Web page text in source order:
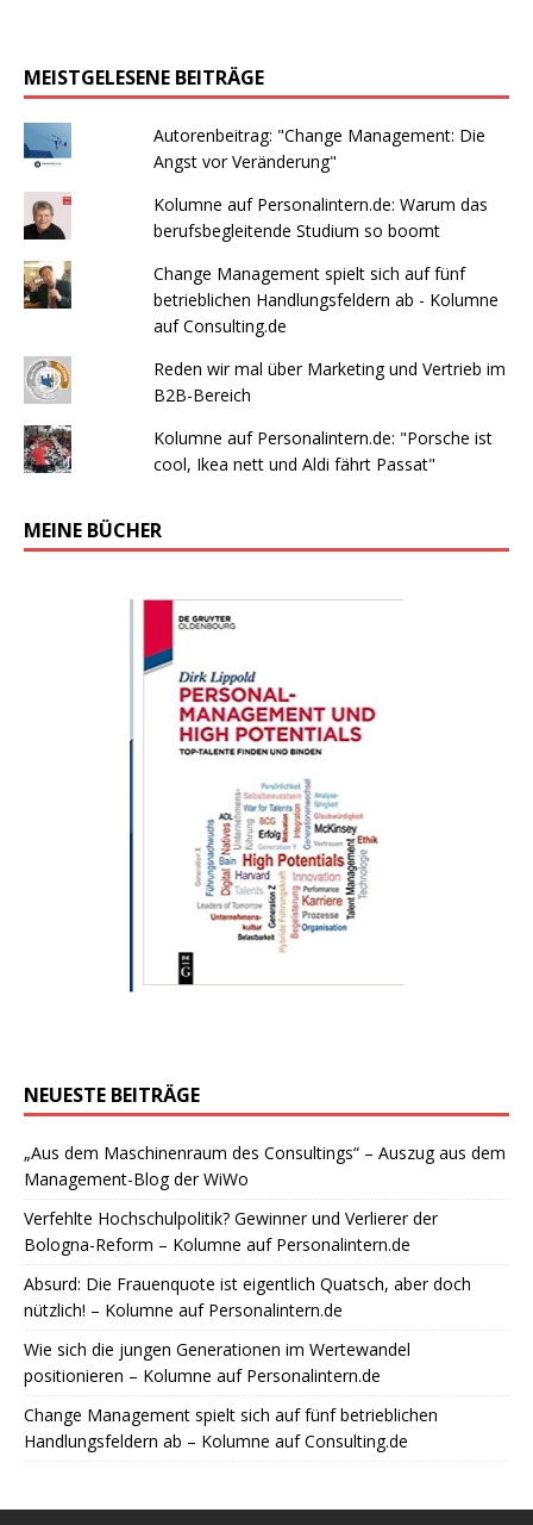
MEISTGELESENE BEITRÄGE
Autorenbeitrag: "Change Management: Die
Angst vor Veränderung"
Kolumne auf Personalintern.de: Warum das
berufsbegleitende Studium so boomt
Change Management spielt sich auf fünf
betrieblichen Handlungsfeldern ab - Kolumne
auf Consulting.de
Reden wir mal über Marketing und Vertrieb im
B2B-Bereich
Kolumne auf Personalintern.de: "Porsche ist
cool, Ikea nett und Aldi fährt Passat"
MEINE BÜCHER
NEUESTE BEITRÄGE
„Aus dem Maschinenraum des Consultings“ – Auszug aus dem
Management-Blog der WiWo
Verfehlte Hochschulpolitik? Gewinner und Verlierer der
Bologna-Reform – Kolumne auf Personalintern.de
Absurd: Die Frauenquote ist eigentlich Quatsch, aber doch
nützlich! – Kolumne auf Personalintern.de
Wie sich die jungen Generationen im Wertewandel
positionieren – Kolumne auf Personalintern.de
Change Management spielt sich auf fünf betrieblichen
Handlungsfeldern ab – Kolumne auf Consulting.de